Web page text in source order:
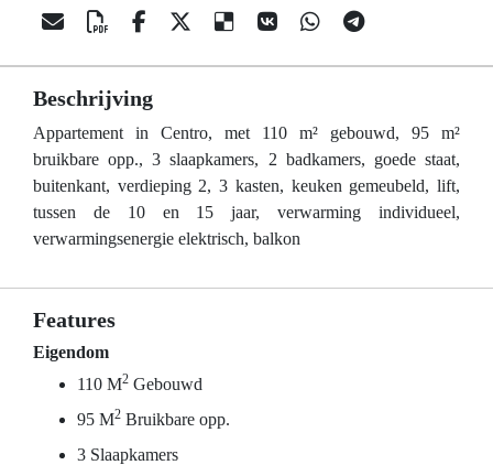
Beschrijving
Appartement in Centro, met 110 m² gebouwd, 95 m²
bruikbare opp., 3 slaapkamers, 2 badkamers, goede staat,
buitenkant, verdieping 2, 3 kasten, keuken gemeubeld, lift,
tussen de 10 en 15 jaar, verwarming individueel,
verwarmingsenergie elektrisch, balkon
Features
Eigendom
110 M2 Gebouwd
95 M2 Bruikbare opp.
3 Slaapkamers